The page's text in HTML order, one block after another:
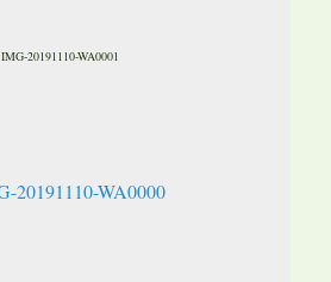
IMG-20191110-WA0001